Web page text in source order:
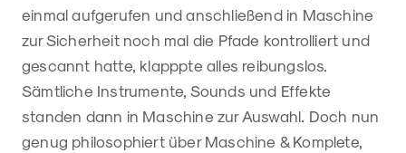
einmal aufgerufen und anschließend in Maschine
zur Sicherheit noch mal die Pfade kontrolliert und
gescannt hatte, klapppte alles reibungslos.
Sämtliche Instrumente, Sounds und Effekte
standen dann in Maschine zur Auswahl. Doch nun
genug philosophiert über Maschine & Komplete,